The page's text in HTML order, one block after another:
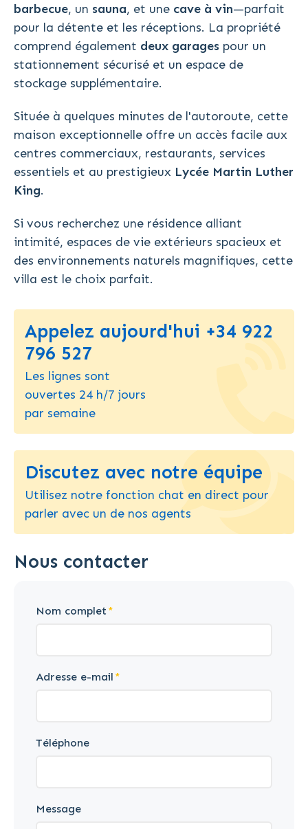
barbecue, un sauna, et une cave à vin—parfait
pour la détente et les réceptions. La propriété
comprend également deux garages pour un
stationnement sécurisé et un espace de
stockage supplémentaire.
Située à quelques minutes de l'autoroute, cette
maison exceptionnelle offre un accès facile aux
centres commerciaux, restaurants, services
essentiels et au prestigieux Lycée Martin Luther
King.
Si vous recherchez une résidence alliant
intimité, espaces de vie extérieurs spacieux et
des environnements naturels magnifiques, cette
villa est le choix parfait.
Appelez aujourd'hui +34 922
796 527
Les lignes sont
ouvertes 24 h/7 jours
par semaine
Discutez avec notre équipe
Utilisez notre fonction chat en direct pour
parler avec un de nos agents
Nous contacter
Nom complet
Adresse e-mail
Téléphone
Message